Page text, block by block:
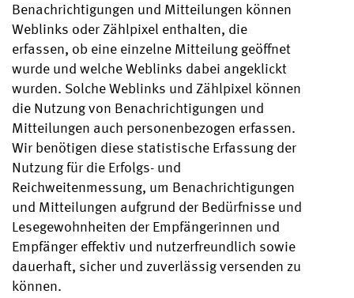
Benachrichtigungen und Mitteilungen können
Weblinks oder Zählpixel enthalten, die
erfassen, ob eine einzelne Mitteilung geöffnet
wurde und welche Weblinks dabei angeklickt
wurden. Solche Weblinks und Zählpixel können
die Nutzung von Benachrichtigungen und
Mitteilungen auch personenbezogen erfassen.
Wir benötigen diese statistische Erfassung der
Nutzung für die Erfolgs- und
Reichweitenmessung, um Benachrichtigungen
und Mitteilungen aufgrund der Bedürfnisse und
Lesegewohnheiten der Empfängerinnen und
Empfänger effektiv und nutzerfreundlich sowie
dauerhaft, sicher und zuverlässig versenden zu
können.